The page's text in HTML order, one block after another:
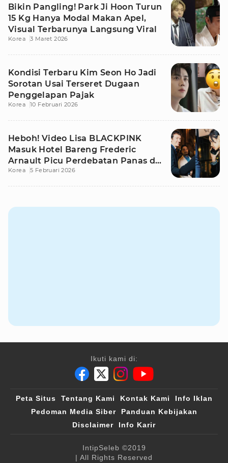
Bikin Pangling! Park Ji Hoon Turun
15 Kg Hanya Modal Makan Apel,
Visual Terbarunya Langsung Viral
Korea 3 Maret 2026
Kondisi Terbaru Kim Seon Ho Jadi
Sorotan Usai Terseret Dugaan
Penggelapan Pajak
Korea 10 Februari 2026
Heboh! Video Lisa BLACKPINK
Masuk Hotel Bareng Frederic
Arnault Picu Perdebatan Panas di
Medsos
Korea 5 Februari 2026
Ikuti kami di:
Peta Situs Tentang Kami Kontak Kami
Info Iklan
Pedoman Media Siber
Panduan Kebijakan
Disclaimer
Info Karir
IntipSeleb ©2019
| All Rights Reserved